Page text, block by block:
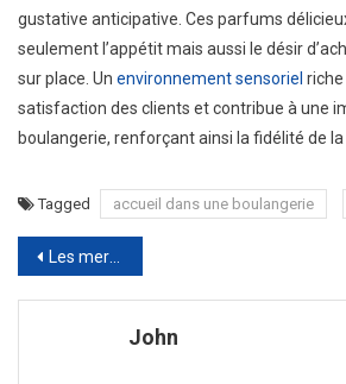
gustative anticipative. Ces parfums
seulement l’appétit mais aussi le désir
sur place. Un environnement sensoriel
satisfaction des clients et contribue à une
boulangerie, renforçant ainsi la fidélité de la
Tagged accueil dans une boulangerie
Navigation
de
l’article
Les merveilles du monde : témoins intemporels de l’ingéniosité humaine
John